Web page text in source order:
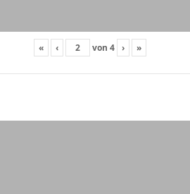
« ‹ von 4 › »